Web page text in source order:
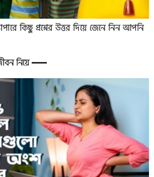
কিছু প্রশ্নের উত্তর দিয়ে জেনে নিন আপনি
নিয়ে